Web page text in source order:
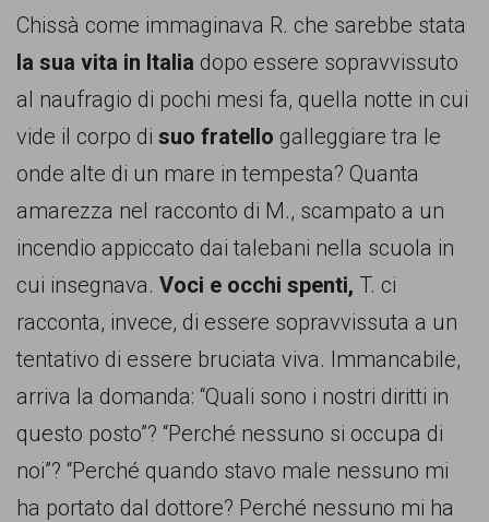
Chissà come immaginava R. che sarebbe stata
la sua vita in Italia dopo essere sopravvissuto
al naufragio di pochi mesi fa, quella notte in cui
vide il corpo di suo fratello galleggiare tra le
onde alte di un mare in tempesta? Quanta
amarezza nel racconto di M., scampato a un
incendio appiccato dai talebani nella scuola in
cui insegnava. Voci e occhi spenti, T. ci
racconta, invece, di essere sopravvissuta a un
tentativo di essere bruciata viva. Immancabile,
arriva la domanda: “Quali sono i nostri diritti in
questo posto”? “Perché nessuno si occupa di
noi”? “Perché quando stavo male nessuno mi
ha portato dal dottore? Perché nessuno mi ha